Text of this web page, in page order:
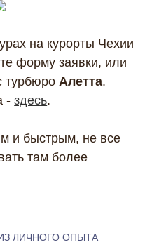
на курорты Чехии
форму заявки, или
турбюроАлетта.
-здесь.
и быстрым, не все
там более
ЛИЧНОГО ОПЫТА